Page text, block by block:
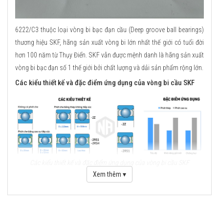
6222/C3 thuộc loại vòng bi bạc đạn cầu (Deep groove ball bearings)
thương hiệu SKF, hãng sản xuất vòng bi lớn nhất thế giới có tuổi đời
hơn 100 năm từ Thụy Điển. SKF vẫn được mệnh danh là hãng sản xuất
vòng bi bạc đạn số 1 thế giới bởi chất lượng và dải sản phẩm rộng lớn.
Các kiểu thiết kế và đặc điểm ứng dụng của vòng bi cầu SKF
Những cải tiến quan trọng đối với vòng bi cầu SKF Explorer
Xem thêm ▾